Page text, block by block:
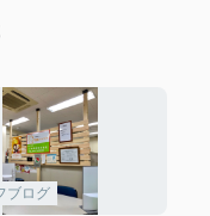
ブログ